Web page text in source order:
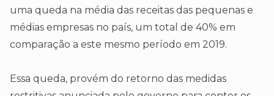
uma queda na média das receitas das pequenas e
médias empresas no país, um total de 40% em
comparação a este mesmo período em 2019.
Essa queda, provém do retorno das medidas